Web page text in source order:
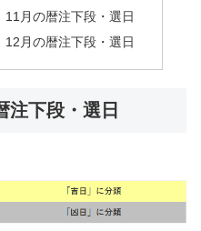
月の暦注下段・選日
月の暦注下段・選日
注下段・選日